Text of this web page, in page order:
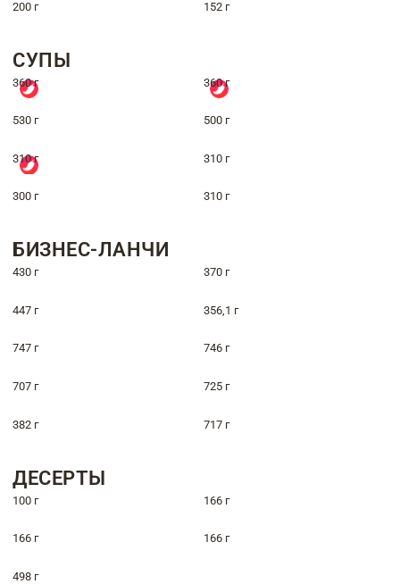
200 г 152 г
СУПЫ
360 г 360 г
530 г 500 г
310 г 310 г
300 г 310 г
БИЗНЕС-ЛАНЧИ
430 г 370 г
447 г 356,1 г
747 г 746 г
707 г 725 г
382 г 717 г
ДЕСЕРТЫ
100 г 166 г
166 г 166 г
498 г